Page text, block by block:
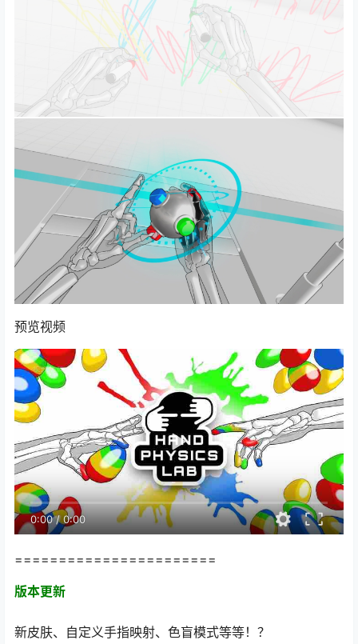
预览视频
0:00/0:00
=======================
版本更新
新皮肤、自定义手指映射、色盲模式等等！？